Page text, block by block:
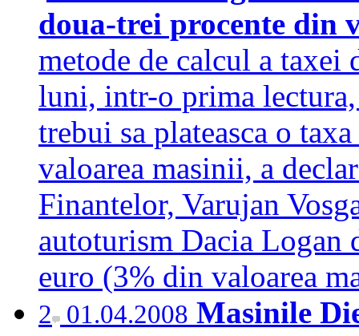
doua-trei procente din
metode de calcul a taxei
luni, intr-o prima
trebui sa plateasca o
valoarea masinii, a
Finantelor, Varujan
autoturism Dacia Logan
euro (3% din valoarea
2 01.04.2008 Masinile